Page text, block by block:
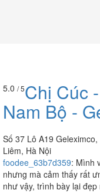
5.0 / 5Chị Cúc
Nam Bộ -
Số 37 Lô A19
Liêm, Hà Nội
foodee_63b7d359: Mình
nhưng mà cảm thấy rất
như vậy, trình bày lại